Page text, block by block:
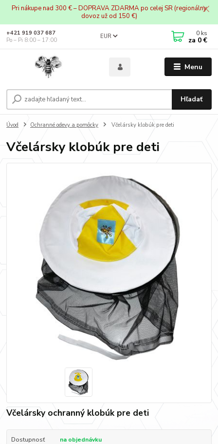
Pri nákupe nad 300 € – DOPRAVA ZDARMA po celej SR (regionálny
dovoz už od 150 €)
Menu
EUR
Hľadať
+421 919 037 687
Po – Pi 8:00 – 17:00
0 ks
za 0 €
Úvod Ochranné odevy a pomôcky Včelársky klobúk pre deti
Včelársky klobúk pre deti
Včelársky ochranný klobúk pre deti
Dostupnosť na objednávku